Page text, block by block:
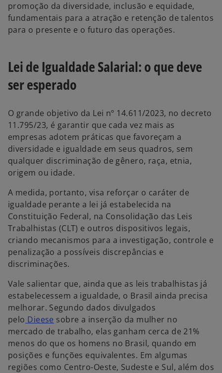
promoção da diversidade, inclusão e equidade,
fundamentais para a atração e retenção de talentos
para o presente e o futuro das operações.
Lei de Igualdade Salarial: o que deve
ser esperado
O grande objetivo da Lei nº 14.611/2023, no decreto
11.795/23, é garantir que cada vez mais as
empresas adotem práticas que favoreçam a
diversidade e igualdade em seus quadros, sem
qualquer discriminação de gênero, raça, etnia,
origem ou idade.
A medida, portanto, visa reforçar o caráter de
igualdade perante a lei já estabelecida na
Constituição Federal, na Consolidação das Leis
Trabalhistas (CLT) e outros dispositivos legais,
criando mecanismos para a investigação, controle e
penalização a possíveis discrepâncias e
discriminações.
Vale salientar que, ainda que as leis trabalhistas já
estabelecessem a igualdade, o Brasil ainda precisa
melhorar. Segundo dados divulgados
pelo Dieese sobre a inserção da mulher no
mercado de trabalho, elas ganham cerca de 21%
menos do que os homens no Brasil, quando em
posições e funções equivalentes. Em algumas
regiões como Centro-Oeste, Sudeste e Sul, além dos